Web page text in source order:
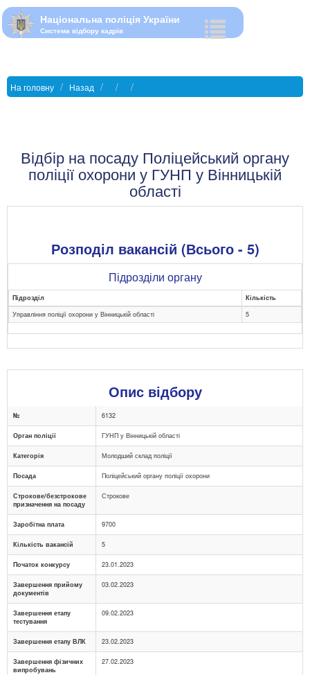
Національна поліція України
Система відбору кадрів
На головну Назад
Відбір на посаду Поліцейський органу
поліції охорони у ГУНП у Вінницькій
області
Розподіл вакансій (Всього - 5)
Підрозділи органу
Підрозділ
Кількість
Управління поліції охорони у Вінницькій області
5
Опис відбору
№ 6132
Орган поліції ГУНП у Вінницькій області
Категорія Молодший склад поліції
Посада Поліцейський органу поліції охорони
Строкове/безстрокове
призначення на посаду
Строкове
Заробітна плата 9700
Кількість вакансій 5
Початок конкурсу 23.01.2023
Завершення прийому
документів
03.02.2023
Завершення етапу
тестування
09.02.2023
Завершення етапу ВЛК 23.02.2023
Завершення фізичних
випробувань
27.02.2023